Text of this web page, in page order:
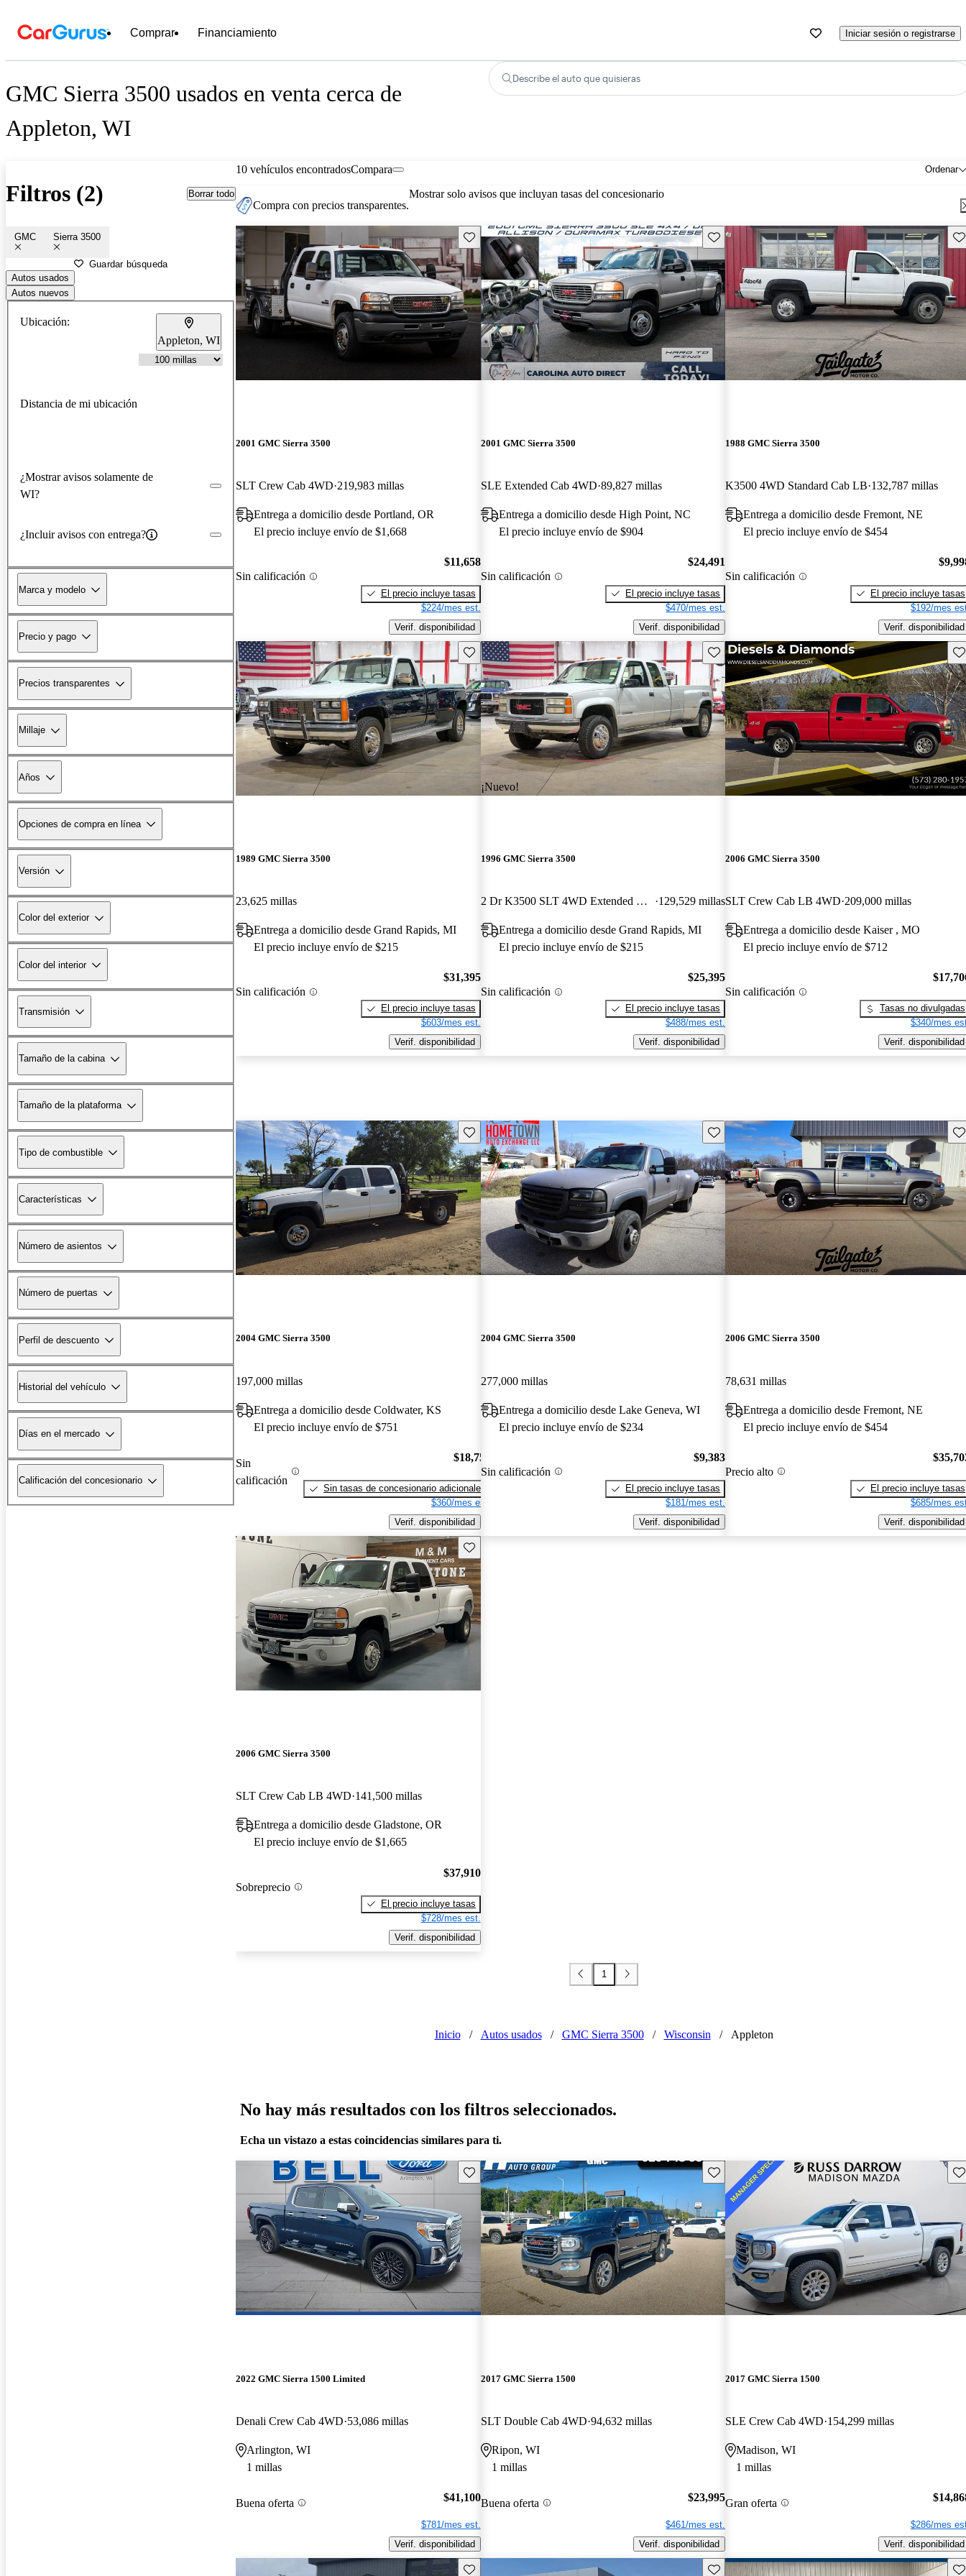
Comprar Financiamiento Iniciar sesión o registrarse
GMC Sierra 3500 usados en venta cerca de
Appleton, WI
Describe el auto que quisieras
Filtros (2) Borrar todo
GMC Sierra 3500
Guardar búsqueda
Autos usados
Autos nuevos
Ubicación:
Appleton, WI
Distancia de mi ubicación
¿Mostrar avisos solamente de
WI?
¿Incluir avisos con entrega?
Marca y modelo
Precio y pago
Precios transparentes
Millaje
Años
Opciones de compra en línea
Versión
Color del exterior
Color del interior
Transmisión
Tamaño de la cabina
Tamaño de la plataforma
Tipo de combustible
Características
Número de asientos
Número de puertas
Perfil de descuento
Historial del vehículo
Días en el mercado
Calificación del concesionario
10 vehículos encontrados Ordenar
Compara
Compra con precios transparentes.
Mostrar solo avisos que incluyan tasas del concesionario
Guarda este Aviso
2001 GMC Sierra 3500
SLT Crew Cab 4WD 219,983 millas
Entrega a domicilio desde Portland, OR
El precio incluye envío de $1,668
Sin calificación
$11,658
El precio incluye tasas
$224/mes est.
Verif. disponibilidad
Guarda este Aviso
2001 GMC Sierra 3500
SLE Extended Cab 4WD 89,827 millas
Entrega a domicilio desde High Point, NC
El precio incluye envío de $904
Sin calificación
$24,491
El precio incluye tasas
$470/mes est.
Verif. disponibilidad
1988 GMC Sierra 3500
K3500 4WD Standard Cab LB 132,787 millas
Entrega a domicilio desde Fremont, NE
El precio incluye envío de $454
Sin calificación
El precio incluye tasas
$192/mes
Verif. disponibilidad
Guarda este Aviso
1989 GMC Sierra 3500
23,625 millas
Entrega a domicilio desde Grand Rapids, MI
El precio incluye envío de $215
Sin calificación
$31,395
El precio incluye tasas
$603/mes est.
Verif. disponibilidad
¡Nuevo!
Guarda este Aviso
1996 GMC Sierra 3500
2 Dr K3500 SLT 4WD Extended Cab LB 129,529 millas
Entrega a domicilio desde Grand Rapids, MI
El precio incluye envío de $215
Sin calificación
$25,395
El precio incluye tasas
$488/mes est.
Verif. disponibilidad
2006 GMC Sierra 3500
SLT Crew Cab LB 4WD 209,000 millas
Entrega a domicilio desde Kaiser , MO
El precio incluye envío de $712
Sin calificación
Tasas no divulgadas
$340/mes
Verif. disponibilidad
Guarda este Aviso
2004 GMC Sierra 3500
197,000 millas
Entrega a domicilio desde Coldwater, KS
El precio incluye envío de $751
Sin
calificación
$18,750
Sin tasas de concesionario adicionales
$360/mes est.
Verif. disponibilidad
Guarda este Aviso
2004 GMC Sierra 3500
277,000 millas
Entrega a domicilio desde Lake Geneva, WI
El precio incluye envío de $234
Sin calificación
$9,383
El precio incluye tasas
$181/mes est.
Verif. disponibilidad
2006 GMC Sierra 3500
78,631 millas
Entrega a domicilio desde Fremont, NE
El precio incluye envío de $454
Precio alto
El precio incluye tasas
$685/mes
Verif. disponibilidad
Guarda este Aviso
2006 GMC Sierra 3500
SLT Crew Cab LB 4WD 141,500 millas
Entrega a domicilio desde Gladstone, OR
El precio incluye envío de $1,665
Sobreprecio
$37,910
El precio incluye tasas
$728/mes est.
Verif. disponibilidad
1
Inicio / Autos usados / GMC Sierra 3500 / Wisconsin / Appleton
No hay más resultados con los filtros seleccionados.
Echa un vistazo a estas coincidencias similares para ti.
Guarda este Aviso
2022 GMC Sierra 1500 Limited
Denali Crew Cab 4WD 53,086 millas
Arlington, WI
1 millas
Buena oferta $41,100
$781/mes est.
Verif. disponibilidad
Guarda este Aviso
2017 GMC Sierra 1500
SLT Double Cab 4WD 94,632 millas
Ripon, WI
1 millas
Buena oferta $23,995
$461/mes est.
Verif. disponibilidad
2017 GMC Sierra 1500
SLE Crew Cab 4WD 154,299 millas
Madison, WI
1 millas
Gran oferta
$286/mes
Verif. disponibilidad
Guarda este Aviso Guarda este Aviso